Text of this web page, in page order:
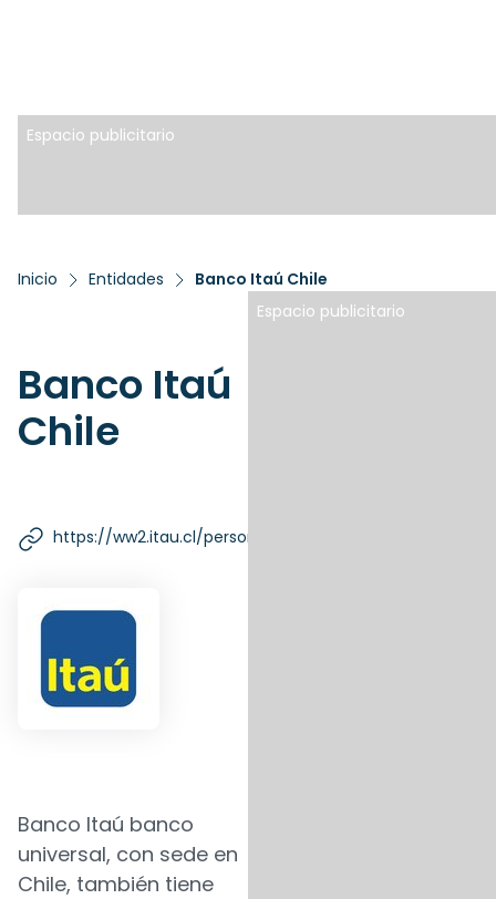
Espacio publicitario
Inicio Entidades Banco Itaú Chile
Banco Itaú
Chile
https://ww2.itau.cl/personas
Banco Itaú banco
universal, con sede en
Chile, también tiene
Espacio publicitario